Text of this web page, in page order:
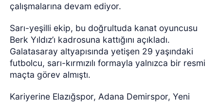
çalışmalarına devam ediyor.
Sarı-yeşilli ekip, bu doğrultuda kanat oyuncusu
Berk Yıldız’ı kadrosuna kattığını açıkladı.
Galatasaray altyapısında yetişen 29 yaşındaki
futbolcu, sarı-kırmızılı formayla yalnızca bir resmi
maçta görev almıştı.
Kariyerine Elazığspor, Adana Demirspor, Yeni